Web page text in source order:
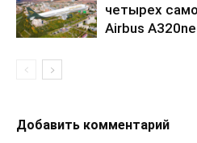
четырех
Airbus
Добавить комментарий